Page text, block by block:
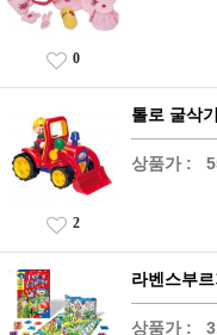
0
톨로 굴삭
상품가 :
2
라벤스부
상품가 :